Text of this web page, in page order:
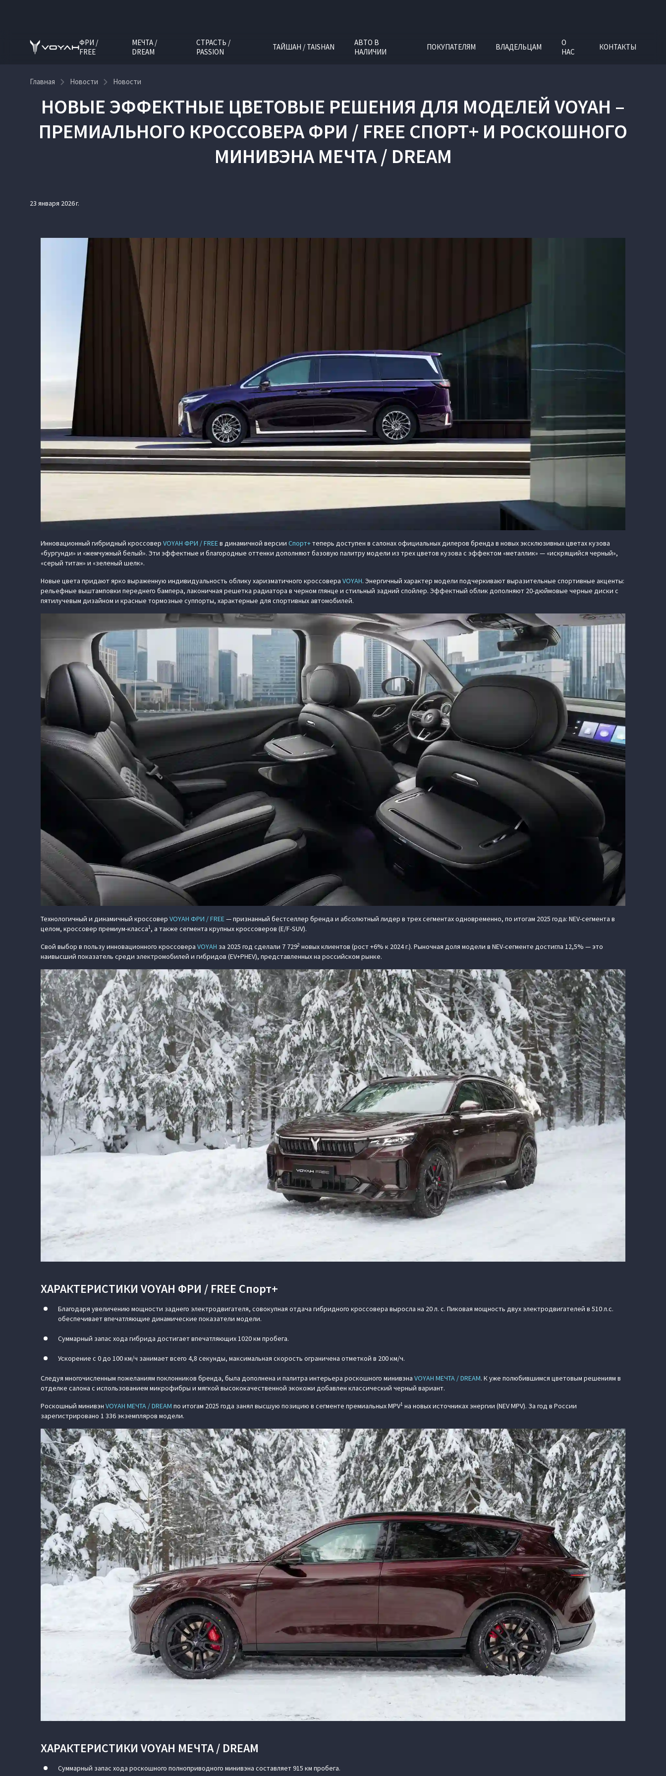
ФРИ /
FREE
МЕЧТА /
DREAM
СТРАСТЬ /
PASSION
ТАЙШАН / TAISHAN
АВТО В
НАЛИЧИИ
ПОКУПАТЕЛЯМ ВЛАДЕЛЬЦАМ
О
НАС
КОНТАКТЫ
Главная Новости Новости
НОВЫЕ ЭФФЕКТНЫЕ ЦВЕТОВЫЕ РЕШЕНИЯ ДЛЯ МОДЕЛЕЙ VOYAH –
ПРЕМИАЛЬНОГО КРОССОВЕРА ФРИ / FREE СПОРТ+ И РОСКОШНОГО
МИНИВЭНА МЕЧТА / DREAM
23 января 2026 г.
Инновационный гибридный кроссовер VOYAH ФРИ / FREEв динамичной версии Спорт+теперь доступен в салонах официальных дилеров бренда в новых эксклюзивных цветах кузова
«бургунди» и «жемчужный белый». Эти эффектные и благородные оттенки дополняют базовую палитру модели из трех цветов кузова с эффектом «металлик» — «искрящийся черный»,
«серый титан» и «зеленый шелк».
Новые цвета придают ярко выраженную индивидуальность облику харизматичного кроссовера VOYAH. Энергичный характер модели подчеркивают выразительные спортивные акценты:
рельефные выштамповки переднего бампера, лаконичная решетка радиатора в черном глянце и стильный задний спойлер. Эффектный облик дополняют 20-дюймовые черные диски с
пятилучевым дизайном и красные тормозные суппорты, характерные для спортивных автомобилей.
Технологичный и динамичный кроссовер VOYAH ФРИ / FREE— признанный бестселлер бренда и абсолютный лидер в трех сегментах одновременно, по итогам 2025 года: NEV-сегмента в
целом, кроссовер премиум-класса1, а также сегмента крупных кроссоверов (E/F-SUV).
Свой выбор в пользу инновационного кроссовера VOYAH за 2025 год сделали 7 7292 новых клиентов (рост +6% к 2024 г.). Рыночная доля модели в NEV-сегменте достигла 12,5% — это
наивысший показатель среди электромобилей и гибридов (EV+PHEV), представленных на российском рынке.
ХАРАКТЕРИСТИКИ VOYAH ФРИ / FREE Спорт+
Благодаря увеличению мощности заднего электродвигателя, совокупная отдача гибридного кроссовера выросла на 20 л. с. Пиковая мощность двух электродвигателей в 510 л.с.
обеспечивает впечатляющие динамические показатели модели.
Суммарный запас хода гибрида достигает впечатляющих 1020 км пробега.
Ускорение с 0 до 100 км/ч занимает всего 4,8 секунды, максимальная скорость ограничена отметкой в 200 км/ч.
Следуя многочисленным пожеланиям поклонников бренда, была дополнена и палитра интерьера роскошного минивэна VOYAH МЕЧТА / DREAM. К уже полюбившимся цветовым решениям в
отделке салона с использованием микрофибры и мягкой высококачественной экокожи добавлен классический черный вариант.
Роскошный минивэн VOYAH МЕЧТА / DREAM по итогам 2025 года занял высшую позицию в сегменте премиальных MPV1 на новых источниках энергии (NEV MPV). За год в России
зарегистрировано 1 336 экземпляров модели.
ХАРАКТЕРИСТИКИ VOYAH МЕЧТА / DREAM
Суммарный запас хода роскошного полноприводного минивэна составляет 915 км пробега.